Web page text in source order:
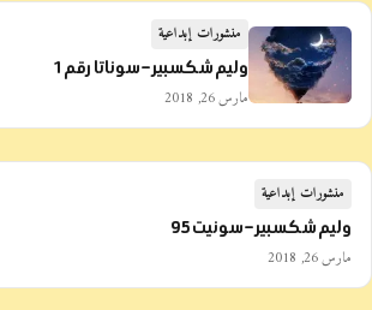
منشورات إبداعية
وليم شكسبير – سوناتا رقم 1
مارس 26, 2018
منشورات إبداعية
وليم شكسبير – سونيت 95
مارس 26, 2018